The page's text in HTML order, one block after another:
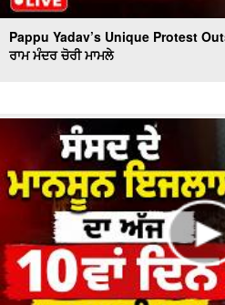
Pappu Yadav’s Unique Protest
ਰਾਮ ਮੰਦਰ ਚੋਰੀ ਮਾਮਲੇ